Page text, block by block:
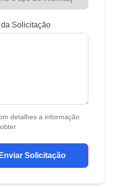
Solicitação
detalhes a informação
Enviar Solicitação